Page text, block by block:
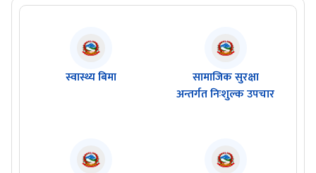
स्वास्थ्य बिमा
सामाजिक सुरक्षा
अन्तर्गत निःशुल्क उपचार